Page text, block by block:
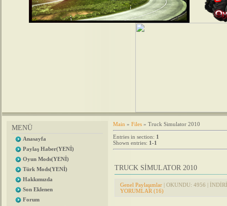
MENÜ
Anasayfa
Paylaş Haber(YENİ)
Oyun Mods(YENİ)
Türk Mods(YENİ)
Hakkımızda
Son Eklenen
Forum
Main » Files » Truck Simulator 2010
Entries in section: 1
Shown entries: 1-1
TRUCK SİMULATOR 2010
Genel Paylaşımlar | OKUNDU: 4956 |
YORUMLAR (16)